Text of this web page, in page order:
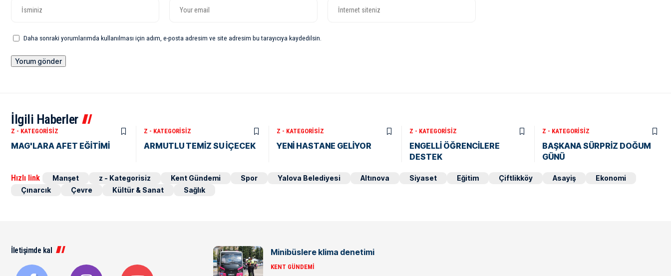
Daha sonraki yorumlarımda kullanılması için adım, e-posta adresim ve site adresim bu tarayıcıya kaydedilsin.
İlgili Haberler
Z - KATEGORISIZ
MAG'LARA AFET EĞİTİMİ
Z - KATEGORISIZ
ARMUTLU TEMİZ SU İÇECEK
Z - KATEGORISIZ
YENİ HASTANE GELİYOR
Z - KATEGORISIZ
ENGELLİ ÖĞRENCİLERE
DESTEK
Z - KATEGORISIZ
BAŞKANA SÜRPRİZ DOĞUM
GÜNÜ
Hızlı link Manşet z - Kategorisiz Kent Gündemi Spor Yalova Belediyesi Altınova Siyaset Eğitim Çiftlikköy Asayiş
Ekonomi
Çınarcık
Çevre Kültür & Sanat Sağlık
İletişimde kal Minibüslere klima denetimi
KENT GÜNDEMI